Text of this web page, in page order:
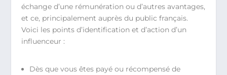
échange d’une rémunération ou d’autres avantages,
et ce, principalement auprès du public français.
Voici les points d’identification et d’action d’un
influenceur :
Dès que vous êtes payé ou récompensé de